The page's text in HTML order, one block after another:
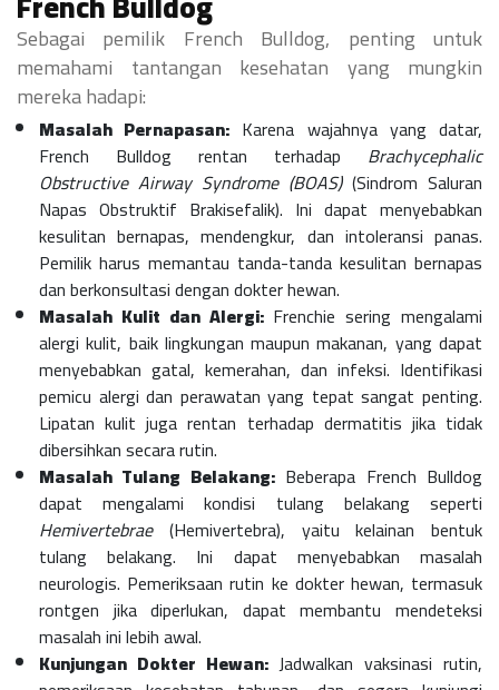
Sebagai pemilik French Bulldog, penting untuk
memahami tantangan kesehatan yang mungkin
mereka hadapi:
Masalah Pernapasan: Karena wajahnya yang datar,
French Bulldog rentan terhadap Brachycephalic
Obstructive Airway Syndrome (BOAS)(Sindrom Saluran
Napas Obstruktif Brakisefalik). Ini dapat menyebabkan
kesulitan bernapas, mendengkur, dan intoleransi panas.
Pemilik harus memantau tanda-tanda kesulitan bernapas
dan berkonsultasi dengan dokter hewan.
Masalah Kulit dan Alergi:Frenchie sering mengalami
alergi kulit, baik lingkungan maupun makanan, yang dapat
menyebabkan gatal, kemerahan, dan infeksi. Identifikasi
pemicu alergi dan perawatan yang tepat sangat penting.
Lipatan kulit juga rentan terhadap dermatitis jika tidak
dibersihkan secara rutin.
Masalah Tulang Belakang:Beberapa French Bulldog
dapat mengalami kondisi tulang belakang seperti
Hemivertebrae(Hemivertebra), yaitu kelainan bentuk
tulang belakang. Ini dapat menyebabkan masalah
neurologis. Pemeriksaan rutin ke dokter hewan, termasuk
rontgen jika diperlukan, dapat membantu mendeteksi
masalah ini lebih awal.
Kunjungan Dokter Hewan:Jadwalkan vaksinasi rutin,